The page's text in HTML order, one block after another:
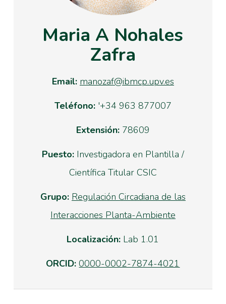
Maria A Nohales
Zafra
Email: manozaf@ibmcp.upv.es
Teléfono:'+34 963 877007
Extensión:78609
Puesto:Investigadora en Plantilla /
Científica Titular CSIC
Grupo: Regulación Circadiana de las
Interacciones Planta-Ambiente
Localización: Lab 1.01
ORCID: 0000-0002-7874-4021